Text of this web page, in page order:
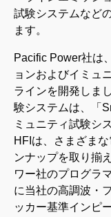
試験システムなど
ます。
Pacific Power社は
ョンおよびイミュ
ラインを開発しま
験システムは、「
ミュニティ試験シ
HFIは、さまざま
ンナップを取り揃
ワー社のプログラ
に当社の高調波・
ッカー基準インピ